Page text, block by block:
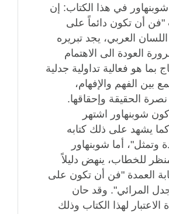
شوبنهاور في هذا الكتاب: إن
"فن أن تكون دائماً على
العربي، يجد تبريره
العودة الى الاهتمام
بما هو فعالية تداولية جدلية
بين الفهم والإفهام،
نصرة الحقيقة وإحقاقها.
شوبنهاور اشتهر
يشهد على ذلك كتابه
وتمثل"، أما شوبنهاور
للخطاب، ينهض دليلاً
العمدة "فن أن تكون على
المرائي". وقد حان
الاعتبار لهذا الكتاب وذلك